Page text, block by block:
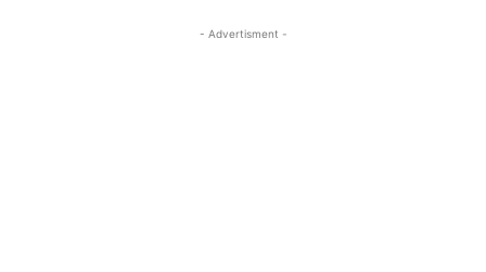
- Advertisment -